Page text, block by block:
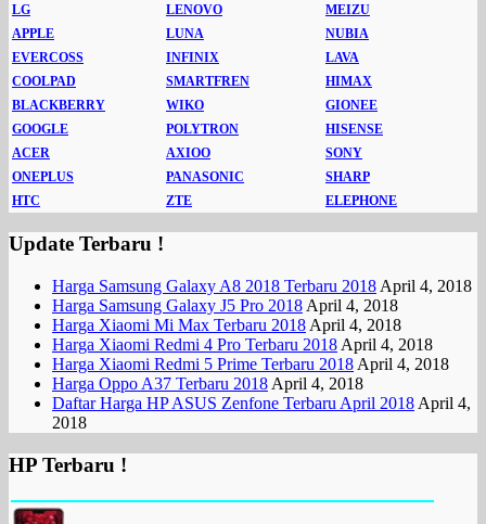
LG
LENOVO
MEIZU
APPLE
LUNA
NUBIA
EVERCOSS
INFINIX
LAVA
COOLPAD
SMARTFREN
HIMAX
BLACKBERRY
WIKO
GIONEE
GOOGLE
POLYTRON
HISENSE
ACER
AXIOO
SONY
ONEPLUS
PANASONIC
SHARP
HTC
ZTE ELEPHONE
Update Terbaru !
Harga Samsung Galaxy A8 2018 Terbaru 2018 April 4, 2018
Harga Samsung Galaxy J5 Pro 2018 April 4, 2018
Harga Xiaomi Mi Max Terbaru 2018 April 4, 2018
Harga Xiaomi Redmi 4 Pro Terbaru 2018 April 4, 2018
Harga Xiaomi Redmi 5 Prime Terbaru 2018 April 4, 2018
Harga Oppo A37 Terbaru 2018 April 4, 2018
Daftar Harga HP ASUS Zenfone Terbaru April 2018 April 4,
2018
HP Terbaru !